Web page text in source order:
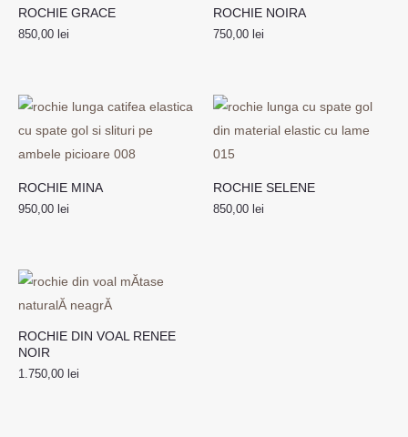
ROCHIE GRACE
850,00 lei
ROCHIE NOIRA
750,00 lei
ROCHIE MINA
950,00 lei
ROCHIE SELENE
850,00 lei
ROCHIE DIN VOAL RENEE
NOIR
1.750,00 lei